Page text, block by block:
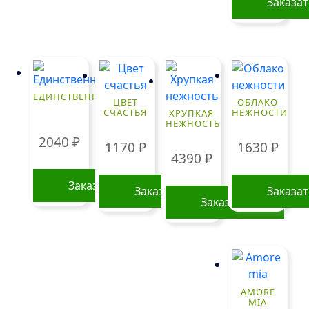
ЕДИНСТВЕННОЙ
2040 ₽
Заказать
ЦВЕТ
СЧАСТЬЯ
1170 ₽
Заказать
ХРУПКАЯ
НЕЖНОСТЬ
4390 ₽
Заказать
ОБЛАКО
НЕЖНОСТИ
1630 ₽
AMORE
MIA